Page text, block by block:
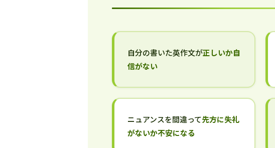
自分の書いた英作文が正しいか自
信がない
ニュアンスを間違って先方に失礼
がないか不安になる